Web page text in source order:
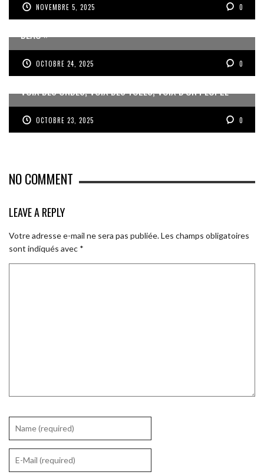
NOVEMBRE 5, 2025 0
JEAN-PIERRE VOLET : « L’OBJECTIF EST DE PRODUIRE DU
BEAU »
OCTOBRE 24, 2025 0
VOIX DES ONDES, VOIX DES YOLES, VOIX D’UN PEUPLE
OCTOBRE 23, 2025 0
NO COMMENT
LEAVE A REPLY
Votre adresse e-mail ne sera pas publiée.Les champs obligatoires
sont indiqués avec *